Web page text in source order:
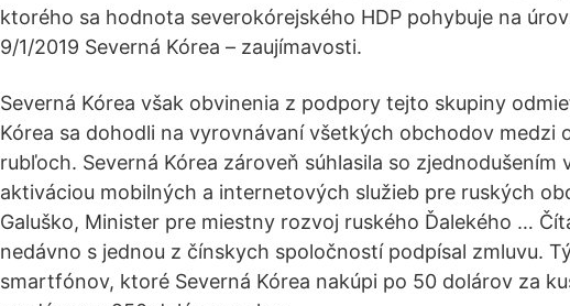
ktorého sa hodnota severokórejského HDP pohybuje na
9/1/2019 Severná Kórea – zaujímavosti.
Severná Kórea však obvinenia z podpory tejto skupiny
Kórea sa dohodli na vyrovnávaní všetkých obchodov medzi
rubľoch. Severná Kórea zároveň súhlasila so zjednodušením
aktiváciou mobilných a internetových služieb pre ruských
Galuško, Minister pre miestny rozvoj ruského Ďalekého …
nedávno s jednou z čínskych spoločností podpísal zmluvu.
smartfónov, ktoré Severná Kórea nakúpi po 50 dolárov za